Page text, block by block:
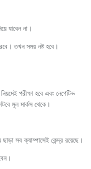
যাবেন না।
তখন সময় নষ্ট হবে।
পরীক্ষা হবে এবং নেগেটিভ
মূল মার্কস থেকে।
সব ক্যাম্পাসেই কেন্দ্র রয়েছে।